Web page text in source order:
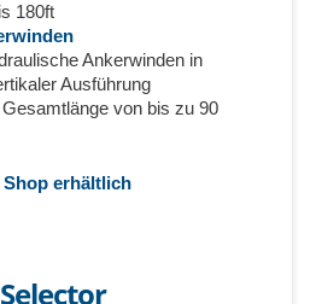
180ft
Ankerwinden in
Ausführung
von bis zu 90
erhältlich